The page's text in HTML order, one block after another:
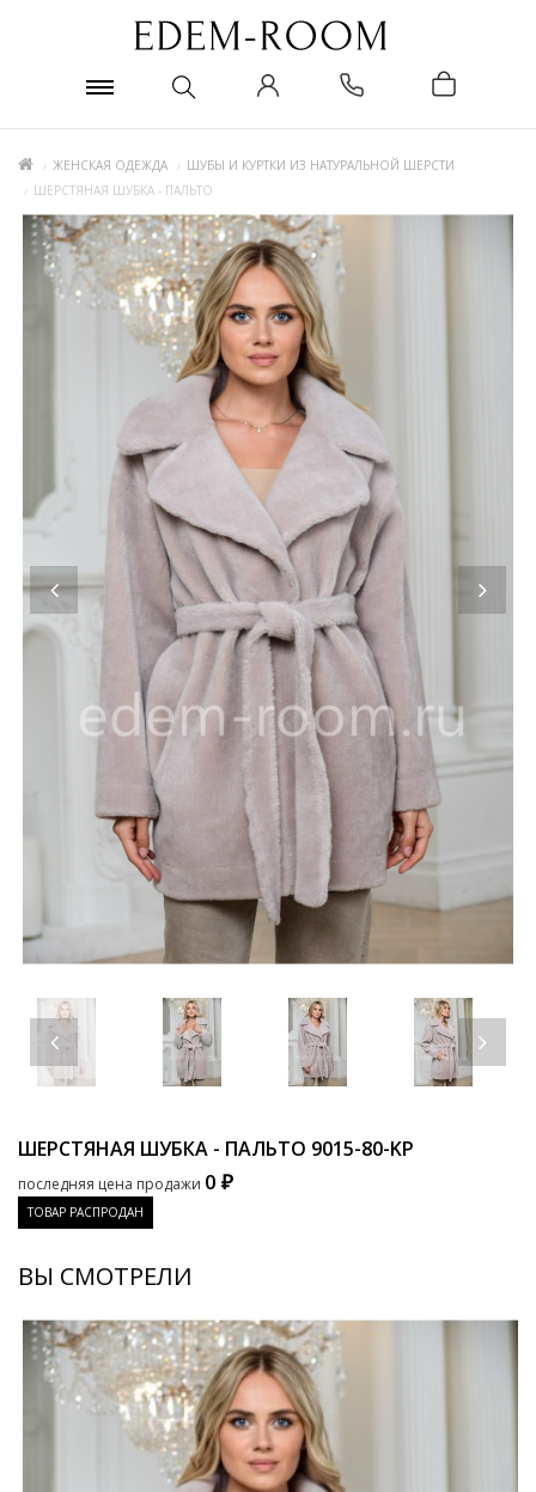
ЖЕНСКАЯ ОДЕЖДА
ШУБЫ И КУРТКИ ИЗ НАТУРАЛЬНОЙ ШЕРСТИ
ШЕРСТЯНАЯ ШУБКА - ПАЛЬТО
ШЕРСТЯНАЯ ШУБКА - ПАЛЬТО 9015-80-KP
последняя цена продажи 0 ₽
ТОВАР РАСПРОДАН
ВЫ СМОТРЕЛИ